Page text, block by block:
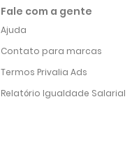
Fale com a gente
Ajuda
Contato para marcas
Termos Privalia Ads
Relatório Igualdade Salarial